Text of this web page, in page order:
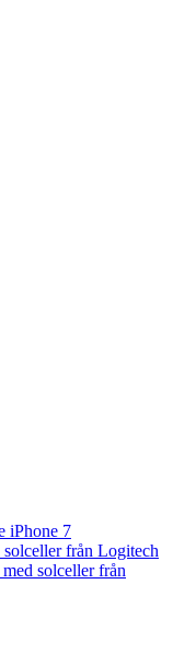
iPhone 7
från Logitech
solceller från